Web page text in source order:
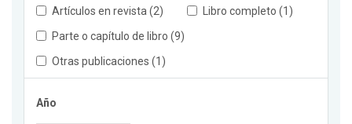
Artículos en revista (2)
Libro completo (1)
Parte o capítulo de libro (9)
Otras publicaciones (1)
Año